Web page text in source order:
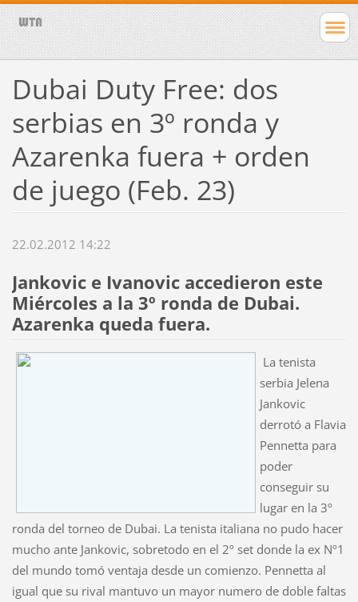
Dubai Duty Free: dos
serbias en 3º ronda y
Azarenka fuera + orden
de juego (Feb. 23)
22.02.2012 14:22
Jankovic e Ivanovic accedieron este
Miércoles a la 3º ronda de Dubai.
Azarenka queda fuera.
La tenista
serbia Jelena
Jankovic
derrotó a Flavia
Pennetta para
poder
conseguir su
lugar en la 3º
ronda del torneo de Dubai. La tenista italiana no pudo hacer
mucho ante Jankovic, sobretodo en el 2º set donde la ex Nº1
del mundo tomó ventaja desde un comienzo. Pennetta al
igual que su rival mantuvo un mayor numero de doble faltas